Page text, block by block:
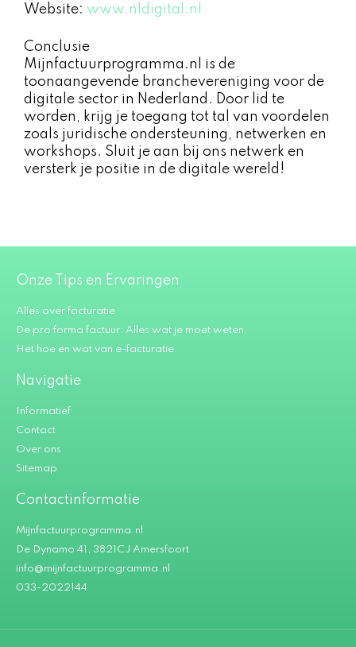
Website: www.nldigital.nl
Conclusie
Mijnfactuurprogramma.nl is de
toonaangevende branchevereniging voor de
digitale sector in Nederland. Door lid te
worden, krijg je toegang tot tal van voordelen
zoals juridische ondersteuning, netwerken en
workshops. Sluit je aan bij ons netwerk en
versterk je positie in de digitale wereld!
Onze Tips en Ervaringen
Alles over facturatie
De pro forma factuur: Alles wat je moet weten.
Het hoe en wat van e-facturatie
Navigatie
Informatief
Contact
Over ons
Sitemap
Contactinformatie
Mijnfactuurprogramma.nl
De Dynamo 41, 3821CJ Amersfoort
info@mijnfactuurprogramma.nl
033-2022144